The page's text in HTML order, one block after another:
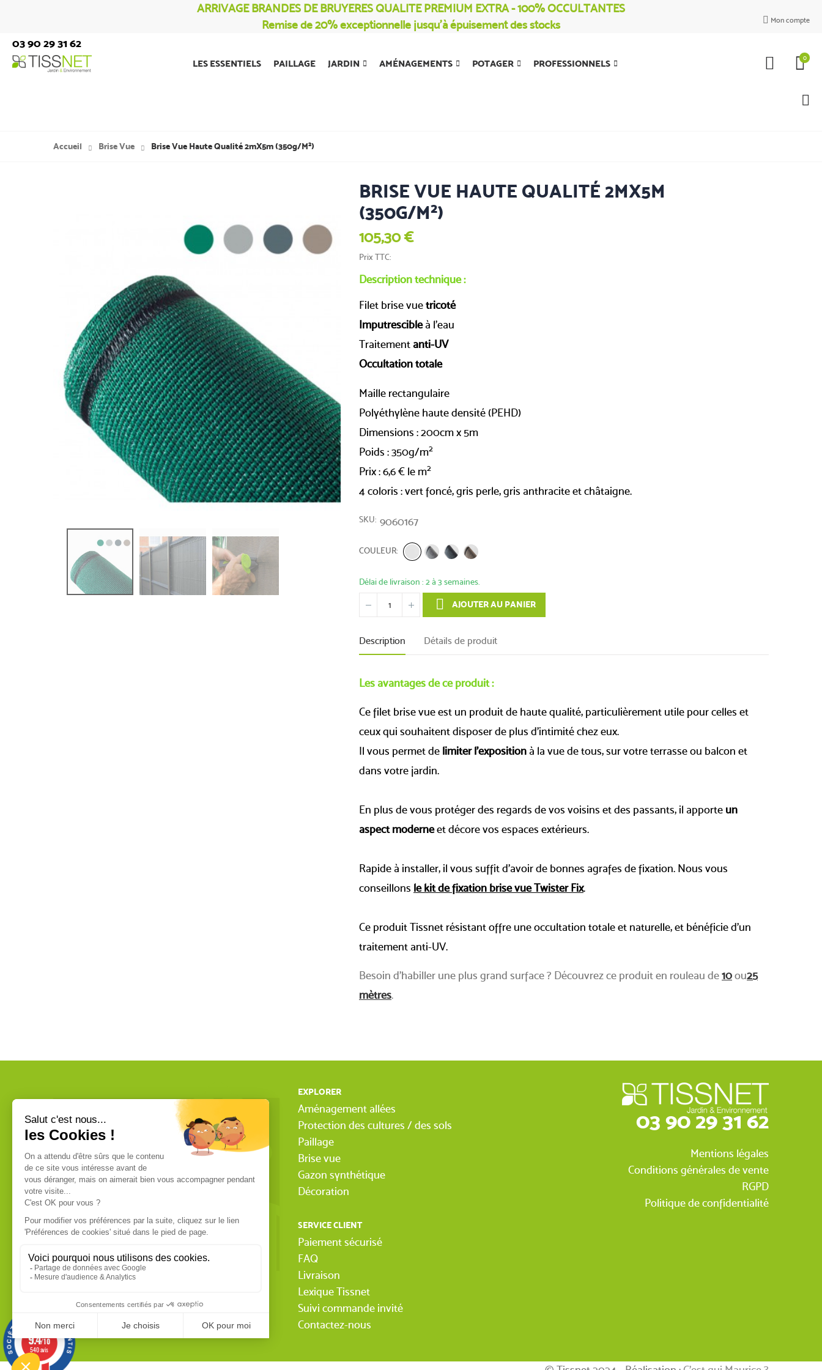
ARRIVAGE BRANDES DE BRUYERES QUALITE PREMIUM EXTRA - 100% OCCULTANTES
Remise de 20% exceptionnelle jusqu’à épuisement des stocks
Mon compte
03 90 29 31 62
 0
LES ESSENTIELS PAILLAGE JARDIN AMÉNAGEMENTS POTAGER PROFESSIONNELS
Accueil Brise Vue Brise Vue Haute Qualité 2mX5m (350g/m²)
BRISE VUE HAUTE QUALITÉ 2MX5M
(350G/M²)
105,30 €
Prix TTC
Description technique :
Filet brise vuetricoté
Imputrescibleà l'eau
Traitement anti-UV
Occultation totale
Maille rectangulaire
Polyéthylène haute densité (PEHD)
Dimensions : 200cm x 5m
Poids : 350g/m2
Prix : 6,6 € le m2
4 coloris : vert foncé, gris perle, gris anthracite et châtaigne.
SKU 9060167
COULEUR
Délai de livraison : 2 à 3 semaines.
AJOUTER AU PANIER
Description Détails de produit
Les avantages de ce produit :
Ce filet brise vue est un produit de haute qualité, particulièrement utile pour celles et
ceux qui souhaitent disposer de plus d'intimité chez eux.
Il vous permet de limiter l’expositionà la vue de tous, sur votre terrasse ou balcon et
dans votre jardin.
En plus de vous protéger des regards de vos voisins et des passants, il apporte un
aspect moderneet décore vos espaces extérieurs.
Rapide à installer, il vous suffit d’avoir de bonnes agrafes de fixation. Nous vous
conseillons le kit de fixation brise vue Twister Fix.
Ce produit Tissnet résistant offre une occultation totale et naturelle, et bénéficie d'un
traitement anti-UV.
Besoin d'habiller une plus grand surface ? Découvrez ce produit en rouleau de10ou25
mètres.
VOUS ÊTES UN PROFESSIONNEL ?
Nous commercialisons uniquement
des produits de qualité professionnelle.
Ces produits sont fabriqués dans les
usines les plus modernes. Chaque
produit dispose de sa fiche technique
demande.
EXPLORER
Aménagement allées
Protection des cultures / des sols
Paillage
Brise vue
Gazon synthétique
Décoration
SERVICE CLIENT
Paiement sécurisé
FAQ
Livraison
Lexique Tissnet
Suivi commande invité
Contactez-nous
03 90 29 31 62
Mentions légales
Conditions générales de vente
RGPD
Politique de confidentialité
9.4/10
540 avis